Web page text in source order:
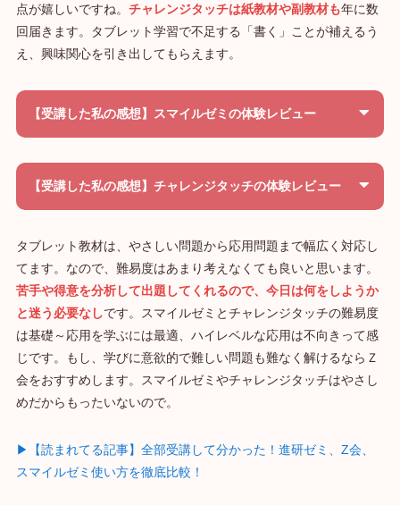
点が嬉しいですね。 チャレンジタッチは紙教材や副教材も年に数
回届きます。タブレット学習で不足する「書く」ことが補えるう
え、興味関心を引き出してもらえます。
【受講した私の感想】スマイルゼミの体験レビュー
【受講した私の感想】チャレンジタッチの体験レビュー
タブレット教材は、やさしい問題から応用問題まで幅広く対応し
てます。なので、難易度はあまり考えなくても良いと思います。
苦手や得意を分析して出題してくれるので、今日は何をしようか
と迷う必要なしです。スマイルゼミとチャレンジタッチの難易度
は基礎～応用を学ぶには最適、ハイレベルな応用は不向きって感
じです。もし、学びに意欲的で難しい問題も難なく解けるならＺ
会をおすすめします。スマイルゼミやチャレンジタッチはやさし
めだからもったいないので。
▶【読まれてる記事】全部受講して分かった！進研ゼミ、Z会、
スマイルゼミ使い方を徹底比較！